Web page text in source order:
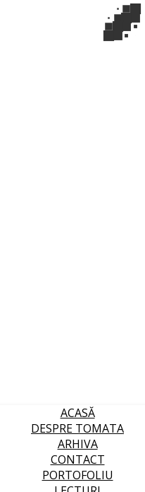
ACASĂ
DESPRE TOMATA
ARHIVA
CONTACT
PORTOFOLIU